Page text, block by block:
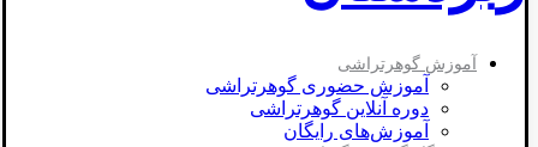
آموزش گوهرتراشی
آموزش حضوری گوهرتراشی
دوره آنلاین گوهرتراشی
آموزش‌های رایگان